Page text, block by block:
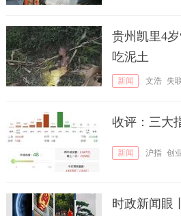
贵州凯里4
吃泥土
新闻 文浩 失
收评：三大
新闻 沪指 创
时政新闻眼